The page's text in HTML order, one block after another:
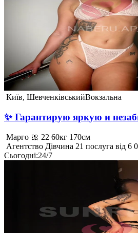
Київ, ШевченківськийВокзальна
✨ Гарантирую яркую и
Марго 🎀 22 60кг 170см
Агентство Дівчина 21 послуга від 6
Сьогодні:24/7